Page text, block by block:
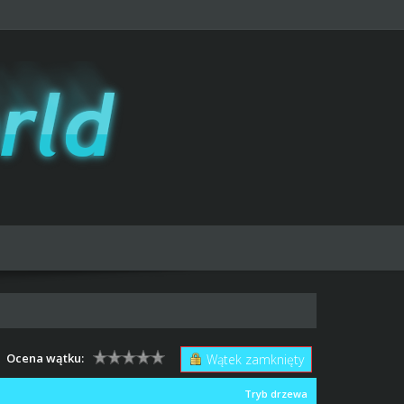
Wątek zamknięty
Ocena wątku:
Tryb drzewa